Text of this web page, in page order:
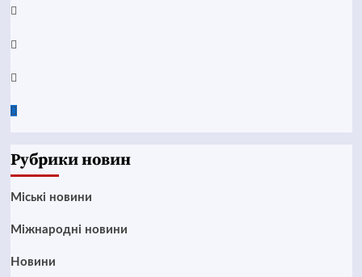
Telegram
Instagram
Twitter
Google
Рубрики новин
Mіські новини
Міжнародні новини
Новини